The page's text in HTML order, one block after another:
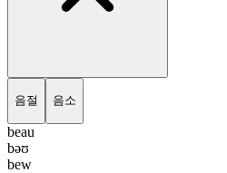
음절 음소
beau
bəʊ
bew